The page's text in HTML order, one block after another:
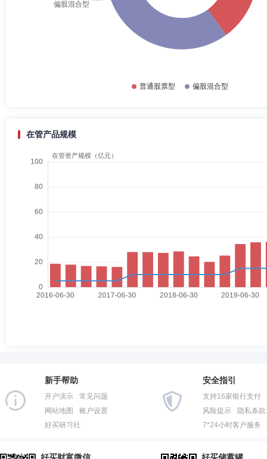
在管产品规模
新手帮助
开户演示
常见问题
网站地图
账户设置
好买研习社
安全指引
支持16家银行支付
风险提示
隐私条款
7*24小时客户服务